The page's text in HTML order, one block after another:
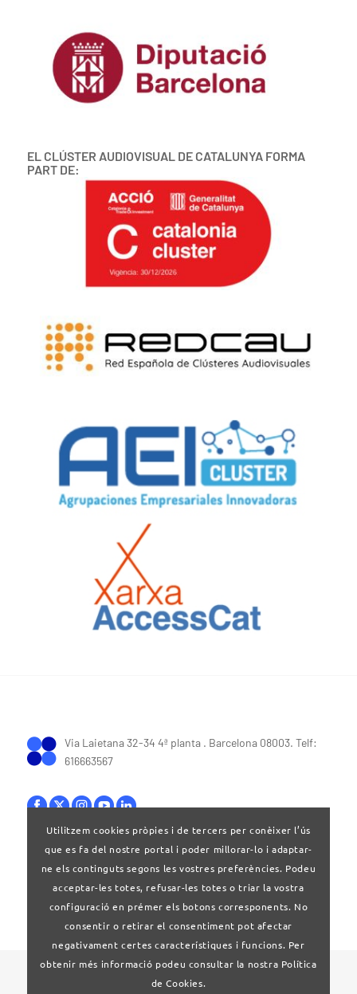
EL CLÚSTER AUDIOVISUAL DE CATALUNYA FORMA
PART DE:
Via Laietana 32-34 4ª planta . Barcelona 08003. Telf:
616663567
Bases legals |Política de privacitat
© 2024 Clúster Audiovisual de Catalunya
Utilitzem cookies pròpies i de tercers per conèixer l’ús
que es fa del nostre portal i poder millorar-lo i adaptar-
ne els continguts segons les vostres preferències. Podeu
acceptar-les totes, refusar-les totes o triar la vostra
configuració en prémer els botons corresponents. No
consentir o retirar el consentiment pot afectar
negativament certes característiques i funcions. Per
obtenir més informació podeu consultar la nostra Política
de Cookies.